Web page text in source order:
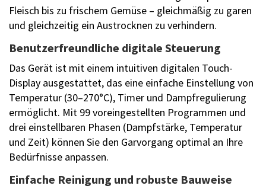
Fleisch bis zu frischem Gemüse – gleichmäßig zu garen
und gleichzeitig ein Austrocknen zu verhindern.
Benutzerfreundliche digitale Steuerung
Das Gerät ist mit einem intuitiven digitalen Touch-
Display ausgestattet, das eine einfache Einstellung von
Temperatur (30–270°C), Timer und Dampfregulierung
ermöglicht. Mit 99 voreingestellten Programmen und
drei einstellbaren Phasen (Dampfstärke, Temperatur
und Zeit) können Sie den Garvorgang optimal an Ihre
Bedürfnisse anpassen.
Einfache Reinigung und robuste Bauweise